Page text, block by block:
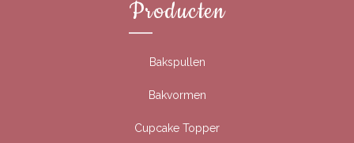
Producten
Bakspullen
Bakvormen
Cupcake Topper